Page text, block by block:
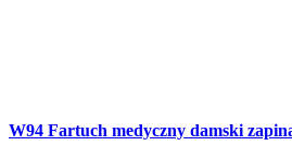
W94 Fartuch medyczny damski